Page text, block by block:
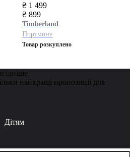
₴ 1 499
₴ 899
Timberland
Портмоне
Товар розкуплено
найкращі пропозиції для
Дітям